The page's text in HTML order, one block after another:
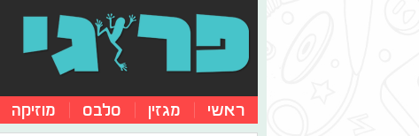
ראשי מגזין סלבס מוזיקה